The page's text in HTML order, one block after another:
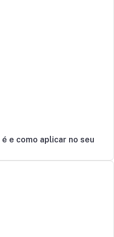
e como aplicar no seu